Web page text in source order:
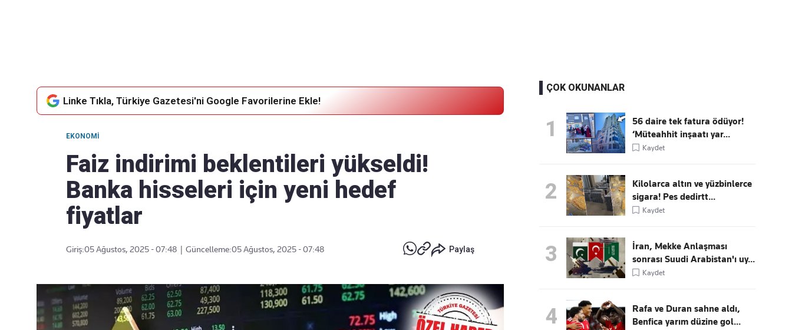
Linke Tıkla, Türkiye Gazetesi'ni Google Favorilerine Ekle!
EKONOMI
Faiz indirimi beklentileri yükseldi!
Banka hisseleri için yeni hedef
fiyatlar
Giriş:05 Ağustos, 2025 - 07:48 Güncelleme:05 Ağustos, 2025 - 07:48 Paylaş
ÇOK OKUNANLAR
1
56 daire tek fatura ödüyor!
‘Müteahhit inşaatı yar...
Kaydet
2
Kilolarca altın ve yüzbinlerce
sigara! Pes dedirtt...
Kaydet
3
İran, Mekke Anlaşması
sonrası Suudi Arabistan'ı uy...
Kaydet
4
Rafa ve Duran sahne aldı,
Benfica yarım düzine gol...